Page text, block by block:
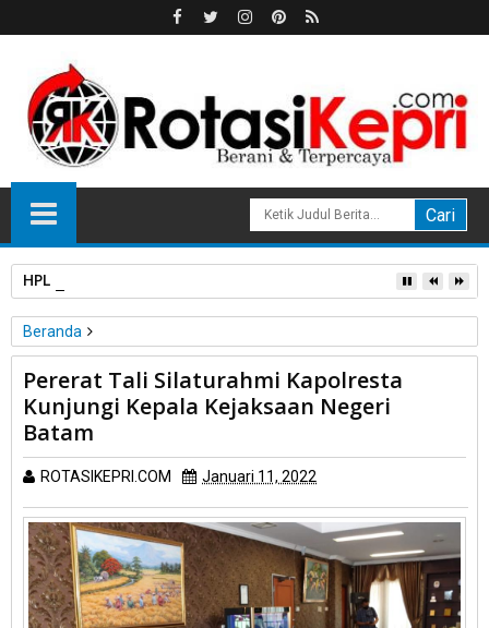
HPL Disorot, PT Sosor Tala Jaya Tolak Perluasan Kampung
Beranda
Polri
Pererat Tali Silaturahmi Kapolresta Kunjungi Kepala Kejaksaan
Negeri Batam
Pererat Tali Silaturahmi Kapolresta
Kunjungi Kepala Kejaksaan Negeri
Batam
ROTASIKEPRI.COM Januari 11, 2022